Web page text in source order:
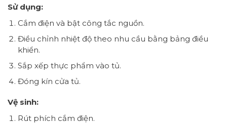
Sử dụng:
Cắm điện và bật công tắc nguồn.
Điều chỉnh nhiệt độ theo nhu cầu bằng bảng điều
khiển.
Sắp xếp thực phẩm vào tủ.
Đóng kín cửa tủ.
Vệ sinh:
Rút phích cắm điện.